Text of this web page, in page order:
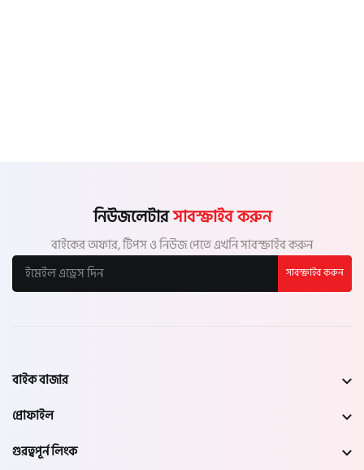
নিউজলেটারসাবস্ক্রাইব করুন
বাইকের অফার, টিপস ও নিউজ পেতে এখনি সাবস্ক্রাইব করুন
সাবস্ক্রাইব করুন
বাইক বাজার
প্রোফাইল
গুরত্বপূর্ন লিংক